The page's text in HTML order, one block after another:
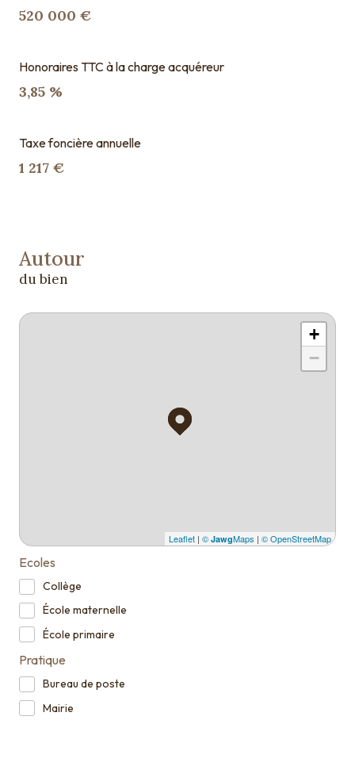
520 000 €
Honoraires TTC à la charge acquéreur
3,85 %
Taxe foncière annuelle
1 217 €
Autour
du bien
+
−
Leaflet | © JawgMaps | © OpenStreetMap
Ecoles
Collège
École maternelle
École primaire
Pratique
Bureau de poste
Mairie